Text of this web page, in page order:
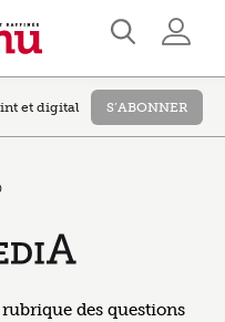
et digital S’ABONNER
des questions